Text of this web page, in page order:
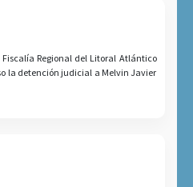
Fiscalía Regional del Litoral Atlántico
la detención judicial a Melvin Javier